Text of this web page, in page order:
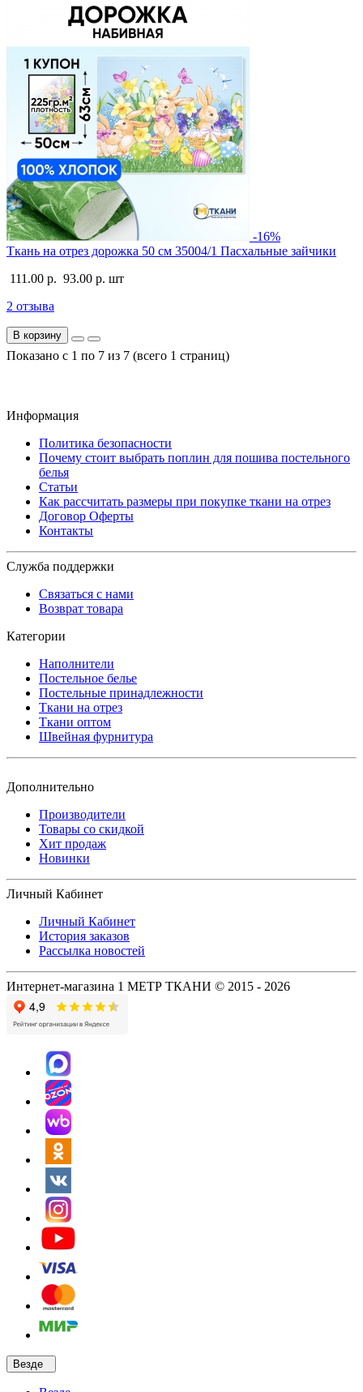
-16%
Ткань на отрез дорожка 50 см 35004/1 Пасхальные зайчики
111.00 р. 93.00 р. шт
2 отзыва
В корзину
Показано с 1 по 7 из 7 (всего 1 страниц)
Информация
Политика безопасности
Почему стоит выбрать поплин для пошива постельного
белья
Статьи
Как рассчитать размеры при покупке ткани на отрез
Договор Оферты
Контакты
Служба поддержки
Связаться с нами
Возврат товара
Категории
Наполнители
Постельное белье
Постельные принадлежности
Ткани на отрез
Ткани оптом
Швейная фурнитура
Дополнительно
Производители
Товары со скидкой
Хит продаж
Новинки
Личный Кабинет
Личный Кабинет
История заказов
Рассылка новостей
Интернет-магазина 1 МЕТР ТКАНИ © 2015 - 2026
Везде